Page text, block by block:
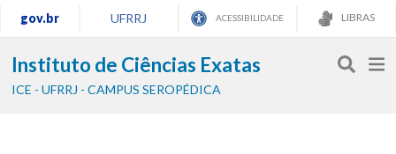
gov.br UFRRJ ACESSIBILIDADE LIBRAS
Instituto de Ciências Exatas
ICE - UFRRJ - CAMPUS SEROPÉDICA